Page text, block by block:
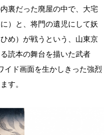
裏だった廃屋の中で、大宅
）と、将門の遺児にして妖
め）が戦うという、山東京
読本の舞台を描いた武者
イド画面を生かしきった強烈
す。